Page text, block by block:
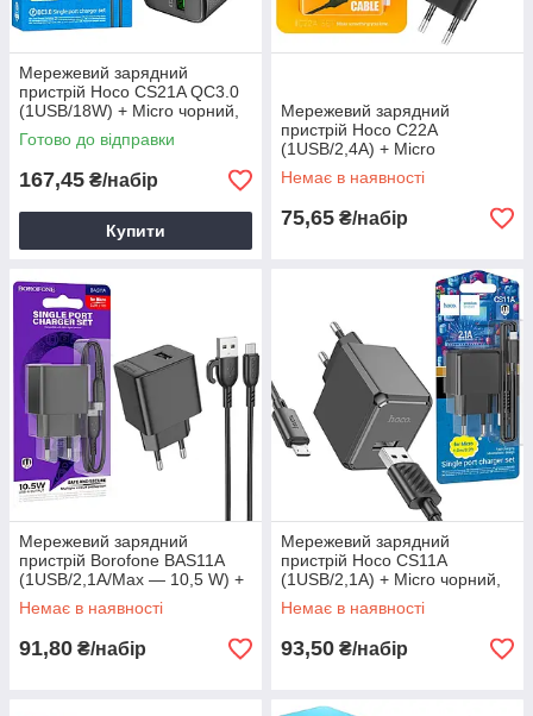
Мережевий зарядний
пристрій Hoco CS21A QC3.0
(1USB/18W) + Micro чорний,
зарядний пристрій для
телефону
Готово до відправки
167,45 ₴/набір
Купити
Мережевий зарядний
пристрій Hoco C22A
(1USB/2,4A) + Micro
чорний,зарядний пристрій
для телефону
Немає в наявності
75,65 ₴/набір
Мережевий зарядний
пристрій Borofone BAS11A
(1USB/2,1А/Max — 10,5 W) +
Micro чорний, мережевий
адаптер чорний
Немає в наявності
91,80 ₴/набір
Мережевий зарядний
пристрій Hoco CS11A
(1USB/2,1A) + Micro чорний,
зарядка для портативних
колонок
Немає в наявності
93,50 ₴/набір